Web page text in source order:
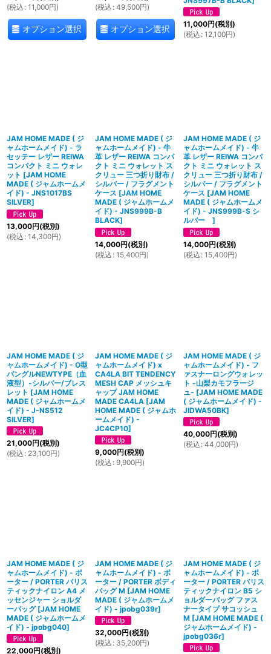
(税込 : 11,000円)
オプション選択
(税込 : 49,500円)
オプション選択 11,000円(税別)
(税込 : 12,100円)
JAM HOME MADE ( ジ
ャムホームメイド) - ラ
セッテー レザー REIWA
コンパクト ミニ ウォレ
ット [JAM HOME
MADE ( ジャムホームメ
イド) - JNS1017BS
SILVER]
13,000円(税別)
(税込 : 14,300円)
JAM HOME MADE ( ジ
ャムホームメイド) - 牛
革 レザー REIWA コンパ
クト ミニ ウォレット ス
クリュー 三つ折り財布 /
シルバー / フラグメント
ケース [JAM HOME
MADE ( ジャムホームメ
イド) - JNS999B-B
BLACK]
14,000円(税別)
(税込 : 15,400円)
JAM HOME MADE ( ジ
ャムホームメイド) - 牛
革 レザー REIWA コンパ
クト ミニ ウォレット ス
クリュー 三つ折り財布 /
シルバー / フラグメント
ケース [JAM HOME
MADE ( ジャムホームメ
イド) - JNS999B-S シ
ルバー ]
14,000円(税別)
(税込 : 15,400円)
JAM HOME MADE ( ジ
ャムホームメイド) - O型
バングルNEWTYPE（血
液型）-シルバー/ブレス
レット [JAM HOME
MADE ( ジャムホームメ
イド) - J-NS512
SILVER]
21,000円(税別)
(税込 : 23,100円)
JAM HOME MADE ( ジ
ャムホームメイド) x
CA4LA BIT TENDENCY
MESH CAP メッシュキ
ャップ JAM HOME
MADE CA4LA [JAM
HOME MADE ( ジャムホ
ームメイド) -
JC4CP10]
9,000円(税別)
(税込 : 9,900円)
JAM HOME MADE ( ジ
ャムホームメイド) - フ
ァスナーロングウォレッ
ト -山梨カモフラージ
ュ- [JAM HOME MADE
( ジャムホームメイド) -
JIDWA50BK]
40,000円(税別)
(税込 : 44,000円)
JAM HOME MADE ( ジ
ャムホームメイド) - ポ
ーター / PORTER バリス
ティックナイロン A4 メ
ッセンジャー ショルダ
ーバッグ [JAM HOME
MADE ( ジャムホームメ
イド) - jpobg040]
22,000円(税別)
JAM HOME MADE ( ジ
ャムホームメイド) - ポ
ーター / PORTER ボディ
バッグ M [JAM HOME
MADE ( ジャムホームメ
イド) - jpobg039r]
32,000円(税別)
(税込 : 35,200円)
JAM HOME MADE ( ジ
ャムホームメイド) - ポ
ーター / PORTER バリス
ティックナイロン B5 シ
ョルダーバッグ ファス
ナータイプ サコッシュ
M [JAM HOME MADE (
ジャムホームメイド) -
jpobg036r]